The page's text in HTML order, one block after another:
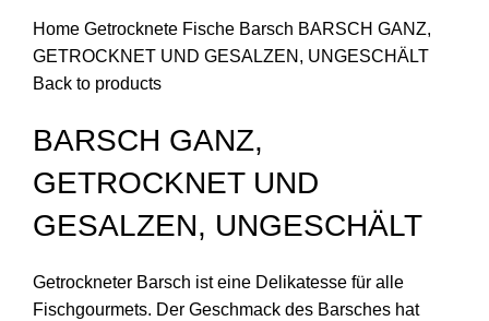
Home Getrocknete Fische Barsch BARSCH GANZ,
GETROCKNET UND GESALZEN, UNGESCHÄLT
Back to products
BARSCH GANZ,
GETROCKNET UND
GESALZEN, UNGESCHÄLT
Getrockneter Barsch ist eine Delikatesse für alle
Fischgourmets. Der Geschmack des Barsches hat